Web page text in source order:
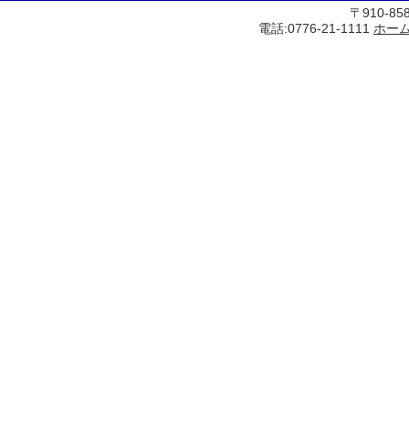
〒910-
電話:0776-21-1111 ホー